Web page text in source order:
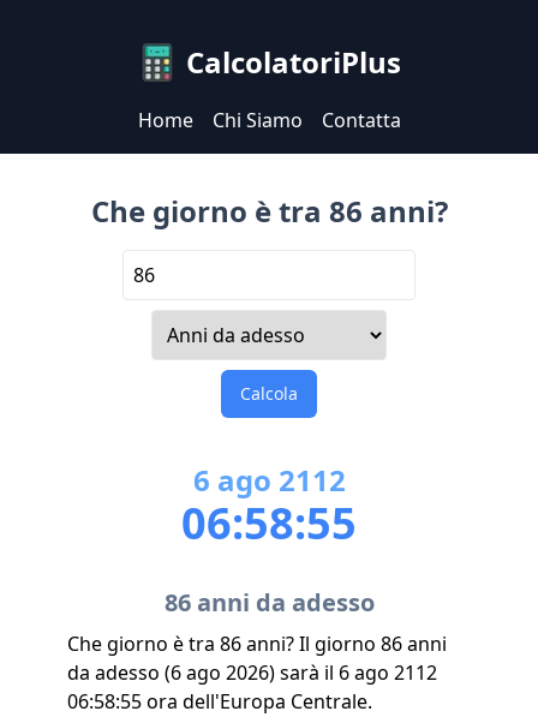
CalcolatoriPlus
Home Chi Siamo Contatta
Che giorno è tra 86 anni?
Calcola
6 ago 2112
06:58:55
86 anni da adesso
Che giorno è tra 86 anni? Il giorno 86 anni
da adesso (6 ago 2026) sarà il 6 ago 2112
06:58:55 ora dell'Europa Centrale.